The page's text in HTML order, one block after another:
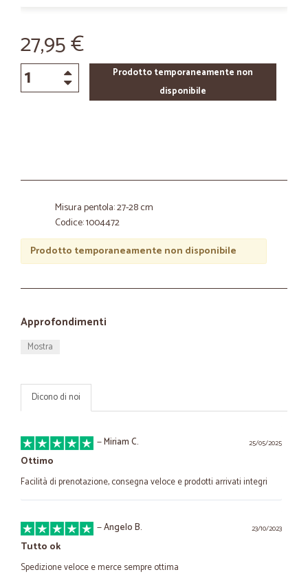
27,95 €
Prodotto temporaneamente non
disponibile
Misura pentola: 27-28 cm
Codice: 1004472
Prodotto temporaneamente non disponibile
Approfondimenti
Mostra
Dicono di noi
25/05/2025
—Miriam C.
Ottimo
Facilità di prenotazione, consegna veloce e prodotti arrivati integri
23/10/2023
—Angelo B.
Tutto ok
Spedizione veloce e merce sempre ottima